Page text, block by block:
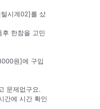
시계02]를 샀
한참을 고민
원]에 구입
문제없구요.
간에 시간 확인